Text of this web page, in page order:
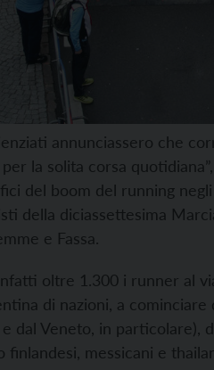
annunciassero che
la solita corsa
del boom del running
della diciassettesima
e Fassa.
oltre 1.300 i runner al
di nazioni, a cominciare
e dal Veneto, in particolare),
finlandesi, messicani e